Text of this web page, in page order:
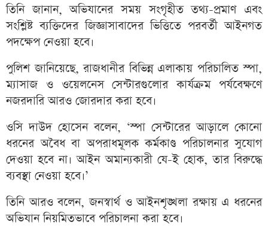
তিনি জানান, অভিযানের সময় সংগৃহীত তথ্য-প্রমাণ এবং
সংশ্লিষ্ট ব্যক্তিদের জিজ্ঞাসাবাদের ভিত্তিতে পরবর্তী আইনগত
পদক্ষেপ নেওয়া হবে।
পুলিশ জানিয়েছে, রাজধানীর বিভিন্ন এলাকায় পরিচালিত স্পা,
ম্যাসাজ ও ওয়েলনেস সেন্টারগুলোর কার্যক্রম পর্যবেক্ষণে
নজরদারি আরও জোরদার করা হবে।
ওসি দাউদ হোসেন বলেন, ‘স্পা সেন্টারের আড়ালে কোনো
ধরনের অবৈধ বা অপরাধমূলক কর্মকাণ্ড পরিচালনার সুযোগ
দেওয়া হবে না। আইন অমান্যকারী যে-ই হোক, তার বিরুদ্ধে
ব্যবস্থা নেওয়া হবে।’
তিনি আরও বলেন, জনস্বার্থ ও আইনশৃঙ্খলা রক্ষায় এ ধরনের
অভিযান নিয়মিতভাবে পরিচালনা করা হবে।